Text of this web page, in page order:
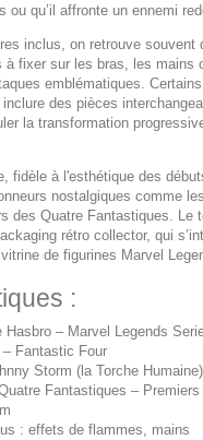
ou qu’il affronte un ennemi
inclus, on retrouve souvent
à fixer sur les bras, les mains
emblématiques.
des pièces
la transformation
fidèle à l'esthétique des
nostalgiques comme
des Quatre Fantastiques. Le
rétro collector, qui
de figurines Marvel
:
Hasbro – Marvel Legends
Fantastic Four
Storm (la Torche Humaine)
Fantastiques – Premiers
: effets de flammes, mains